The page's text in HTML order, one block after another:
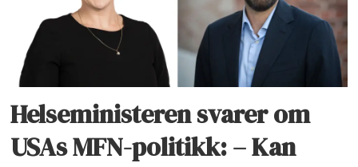
christian
vestre
Helseministeren svarer om
USAs MFN-politikk: – Kan